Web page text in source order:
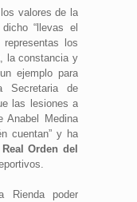
valores de la
“llevas el
los
la constancia y
ejemplo para
Secretaria de
las lesiones a
Anabel Medina
cuentan” y ha
Real Orden del
Rienda poder